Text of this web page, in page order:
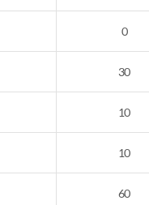
0
30
10
10
60